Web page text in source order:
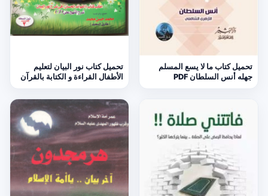
تحميل كتاب ما لا يسع المسلم
جهله أنس السلطان PDF
تحميل كتاب نور البيان لتعليم
الأطفال القراءة و الكتابة بالقرآن